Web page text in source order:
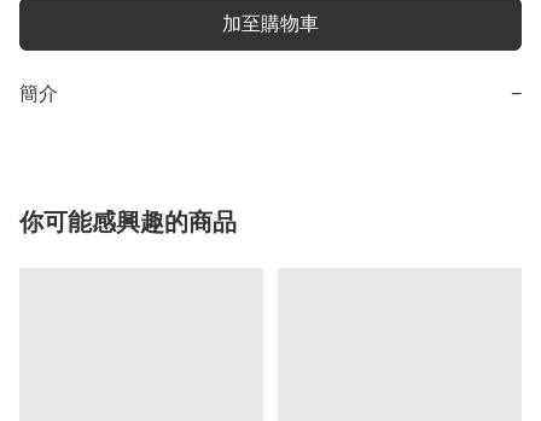
加至購物車
簡介 −
你可能感興趣的商品